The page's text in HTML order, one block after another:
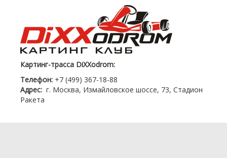
Картинг-трасса DiXXodrom:
Телефон: +7 (499) 367-18-88
Адрес: г. Москва, Измайловское шоссе, 73, Стадион
Ракета